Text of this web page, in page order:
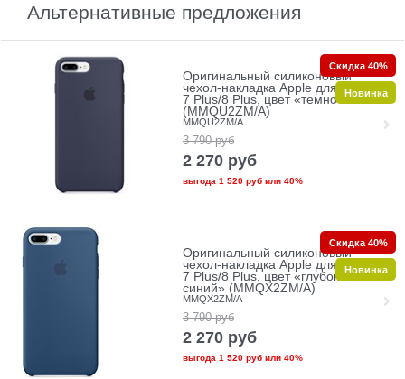
Альтернативные предложения
Оригинальный силиконовый
чехол-накладка Apple для iPhone
7 Plus/8 Plus, цвет «темно-синий»
(MMQU2ZM/A)
MMQU2ZM/A
3 790 руб
2 270 руб
выгода 1 520 рубили 40%
Скидка 40%
Новинка
Оригинальный силиконовый
чехол-накладка Apple для iPhone
7 Plus/8 Plus, цвет «глубокий-
синий» (MMQX2ZM/A)
MMQX2ZM/A
3 790 руб
2 270 руб
выгода 1 520 рубили 40%
Скидка 40%
Новинка